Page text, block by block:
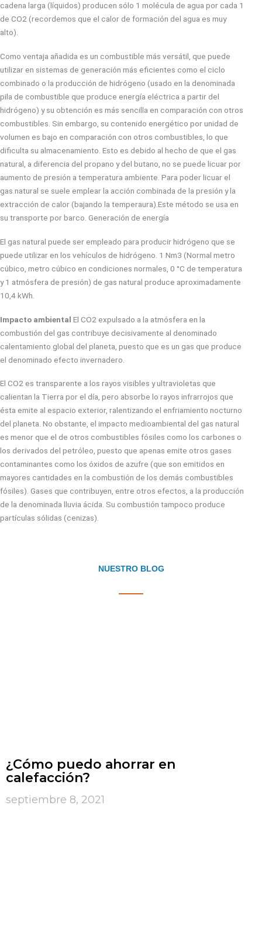
cadena larga (líquidos) producen sólo 1 molécula de agua por cada 1
de CO2 (recordemos que el calor de formación del agua es muy
alto).
Como ventaja añadida es un combustible más versátil, que puede
utilizar en sistemas de generación más eficientes como el ciclo
combinado o la producción de hidrógeno (usado en la denominada
pila de combustible que produce energía eléctrica a partir del
hidrógeno) y su obtención es más sencilla en comparación con otros
combustibles. Sin embargo, su contenido energético por unidad de
volumen es bajo en comparación con otros combustibles, lo que
dificulta su almacenamiento. Esto es debido al hecho de que el gas
natural, a diferencia del propano y del butano, no se puede licuar por
aumento de presión a temperatura ambiente. Para poder licuar el
gas natural se suele emplear la acción combinada de la presión y la
extracción de calor (bajando la temperaura).Este método se usa en
su transporte por barco. Generación de energía
El gas natural puede ser empleado para producir hidrógeno que se
puede utilizar en los vehículos de hidrógeno. 1 Nm3 (Normal metro
cúbico, metro cúbico en condiciones normales, 0 °C de temperatura
y 1 atmósfera de presión) de gas natural produce aproximadamente
10,4 kWh.
Impacto ambiental El CO2 expulsado a la atmósfera en la
combustión del gas contribuye decisivamente al denominado
calentamiento global del planeta, puesto que es un gas que produce
el denominado efecto invernadero.
El CO2 es transparente a los rayos visibles y ultravioletas que
calientan la Tierra por el día, pero absorbe lo rayos infrarrojos que
ésta emite al espacio exterior, ralentizando el enfriamiento nocturno
del planeta. No obstante, el impacto medioambiental del gas natural
es menor que el de otros combustibles fósiles como los carbones o
los derivados del petróleo, puesto que apenas emite otros gases
contaminantes como los óxidos de azufre (que son emitidos en
mayores cantidades en la combustión de los demás combustibles
fósiles). Gases que contribuyen, entre otros efectos, a la producción
de la denominada lluvia ácida. Su combustión tampoco produce
partículas sólidas (cenizas).
NUESTRO BLOG
¿Cómo puedo ahorrar en
calefacción?
septiembre 8, 2021